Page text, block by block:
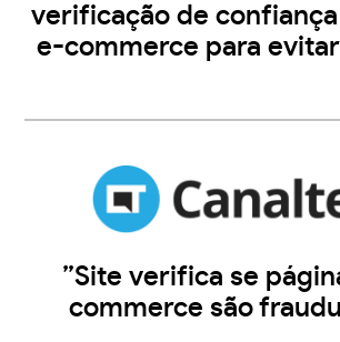
verificação de
e-commerce para
”Site verifica se
commerce são